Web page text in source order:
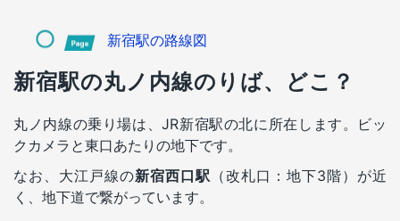
新宿駅の路線図
新宿駅の丸ノ内線のりば、どこ？
丸ノ内線の乗り場は、JR新宿駅の北に所在します。ビッ
クカメラと東口あたりの地下です。
なお、大江戸線の新宿西口駅 （改札口：地下3階）が近
く、地下道で繋がっています。